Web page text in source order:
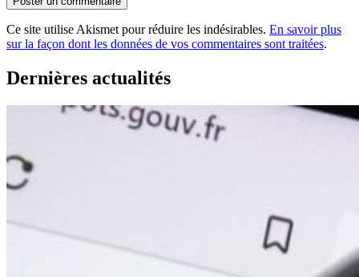
Ce site utilise Akismet pour réduire les indésirables. En savoir plus
sur la façon dont les données de vos commentaires sont traitées.
Dernières actualités